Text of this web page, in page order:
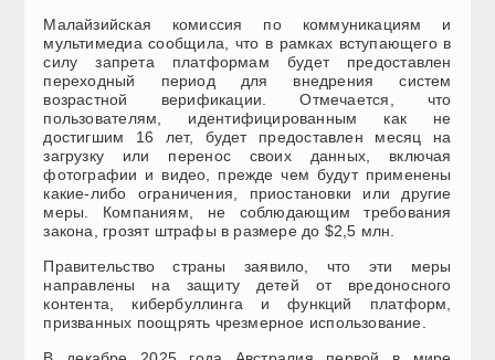
Малайзийская комиссия по коммуникациям и
мультимедиа сообщила, что в рамках вступающего в
силу запрета платформам будет предоставлен
переходный период для внедрения систем
возрастной верификации. Отмечается, что
пользователям, идентифицированным как не
достигшим 16 лет, будет предоставлен месяц на
загрузку или перенос своих данных, включая
фотографии и видео, прежде чем будут применены
какие-либо ограничения, приостановки или другие
меры. Компаниям, не соблюдающим требования
закона, грозят штрафы в размере до $2,5 млн.
Правительство страны заявило, что эти меры
направлены на защиту детей от вредоносного
контента, кибербуллинга и функций платформ,
призванных поощрять чрезмерное использование.